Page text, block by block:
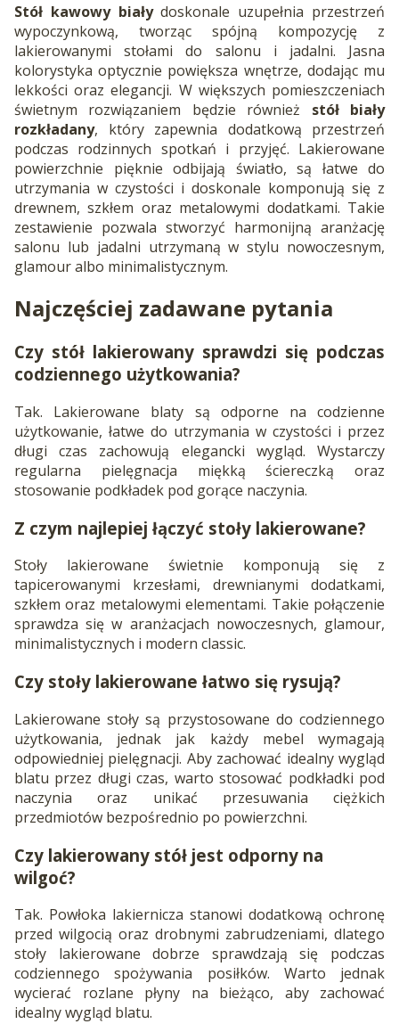
Stół kawowy białydoskonale uzupełnia przestrzeń
wypoczynkową, tworząc spójną kompozycję z
lakierowanymi stołami do salonu i jadalni. Jasna
kolorystyka optycznie powiększa wnętrze, dodając mu
lekkości oraz elegancji. W większych pomieszczeniach
świetnym rozwiązaniem będzie również stół biały
rozkładany, który zapewnia dodatkową przestrzeń
podczas rodzinnych spotkań i przyjęć. Lakierowane
powierzchnie pięknie odbijają światło, są łatwe do
utrzymania w czystości i doskonale komponują się z
drewnem, szkłem oraz metalowymi dodatkami. Takie
zestawienie pozwala stworzyć harmonijną aranżację
salonu lub jadalni utrzymaną w stylu nowoczesnym,
glamour albo minimalistycznym.
Najczęściej zadawane pytania
Czy stół lakierowany sprawdzi się podczas
codziennego użytkowania?
Tak. Lakierowane blaty są odporne na codzienne
użytkowanie, łatwe do utrzymania w czystości i przez
długi czas zachowują elegancki wygląd. Wystarczy
regularna pielęgnacja miękką ściereczką oraz
stosowanie podkładek pod gorące naczynia.
Z czym najlepiej łączyć stoły lakierowane?
Stoły lakierowane świetnie komponują się z
tapicerowanymi krzesłami, drewnianymi dodatkami,
szkłem oraz metalowymi elementami. Takie połączenie
sprawdza się w aranżacjach nowoczesnych, glamour,
minimalistycznych i modern classic.
Czy stoły lakierowane łatwo się rysują?
Lakierowane stoły są przystosowane do codziennego
użytkowania, jednak jak każdy mebel wymagają
odpowiedniej pielęgnacji. Aby zachować idealny wygląd
blatu przez długi czas, warto stosować podkładki pod
naczynia oraz unikać przesuwania ciężkich
przedmiotów bezpośrednio po powierzchni.
Czy lakierowany stół jest odporny na
wilgoć?
Tak. Powłoka lakiernicza stanowi dodatkową ochronę
przed wilgocią oraz drobnymi zabrudzeniami, dlatego
stoły lakierowane dobrze sprawdzają się podczas
codziennego spożywania posiłków. Warto jednak
wycierać rozlane płyny na bieżąco, aby zachować
idealny wygląd blatu.